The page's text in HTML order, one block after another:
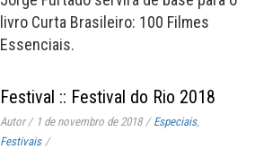
livro Curta Brasileiro: 100 Filmes
Essenciais.
Festival :: Festival do Rio 2018
Autor/ 1 de novembro de 2018 / Especiais,
Festivais /